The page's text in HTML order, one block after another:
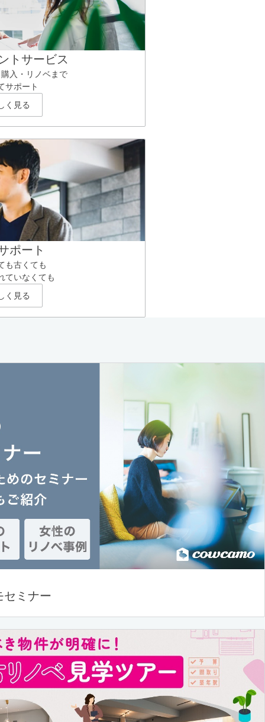
トサービス
入・リノベまで
サポート
く見る
ポート
も古くても
ていなくても
く見る
セミナー